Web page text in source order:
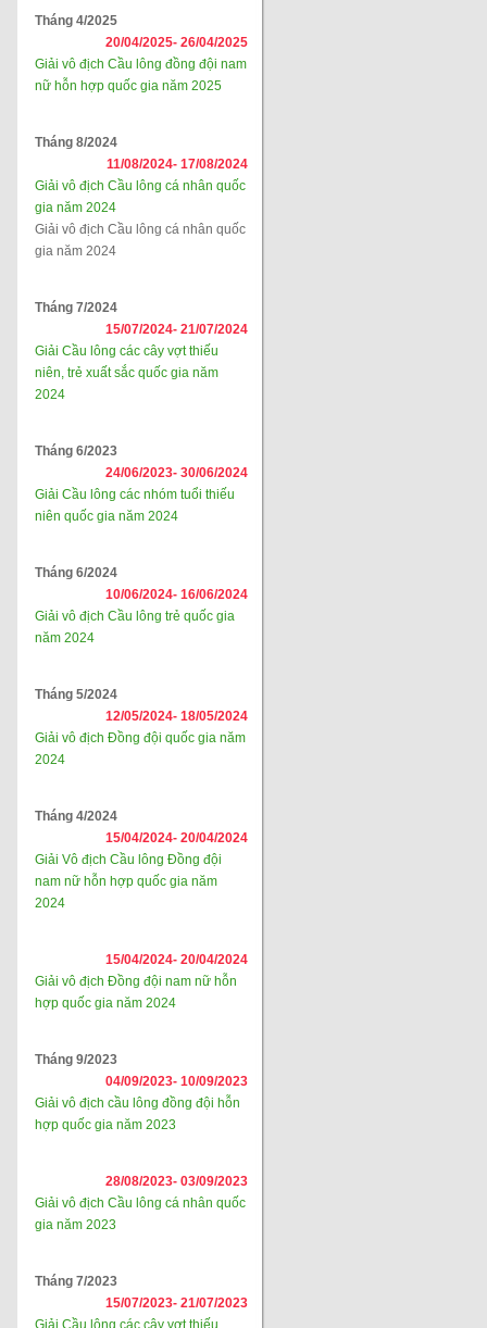
Tháng 4/2025
20/04/2025- 26/04/2025
Giải vô địch Cầu lông đồng đội nam
nữ hỗn hợp quốc gia năm 2025
Tháng 8/2024
11/08/2024- 17/08/2024
Giải vô địch Cầu lông cá nhân quốc
gia năm 2024
Giải vô địch Cầu lông cá nhân quốc
gia năm 2024
Tháng 7/2024
15/07/2024- 21/07/2024
Giải Cầu lông các cây vợt thiếu
niên, trẻ xuất sắc quốc gia năm
2024
Tháng 6/2023
24/06/2023- 30/06/2024
Giải Cầu lông các nhóm tuổi thiếu
niên quốc gia năm 2024
Tháng 6/2024
10/06/2024- 16/06/2024
Giải vô địch Cầu lông trẻ quốc gia
năm 2024
Tháng 5/2024
12/05/2024- 18/05/2024
Giải vô địch Đồng đội quốc gia năm
2024
Tháng 4/2024
15/04/2024- 20/04/2024
Giải Vô địch Cầu lông Đồng đội
nam nữ hỗn hợp quốc gia năm
2024
15/04/2024- 20/04/2024
Giải vô địch Đồng đội nam nữ hỗn
hợp quốc gia năm 2024
Tháng 9/2023
04/09/2023- 10/09/2023
Giải vô địch cầu lông đồng đội hỗn
hợp quốc gia năm 2023
28/08/2023- 03/09/2023
Giải vô địch Cầu lông cá nhân quốc
gia năm 2023
Tháng 7/2023
15/07/2023- 21/07/2023
Giải Cầu lông các cây vợt thiếu